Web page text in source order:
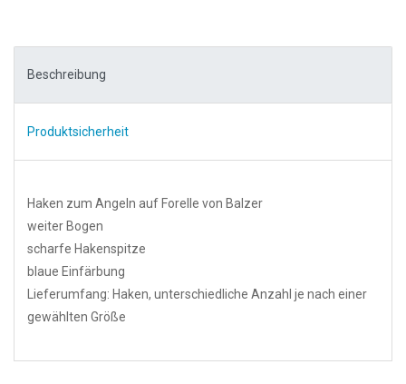
Beschreibung
Produktsicherheit
Haken zum Angeln auf Forelle von Balzer
weiter Bogen
scharfe Hakenspitze
blaue Einfärbung
Lieferumfang: Haken, unterschiedliche Anzahl je nach einer
gewählten Größe